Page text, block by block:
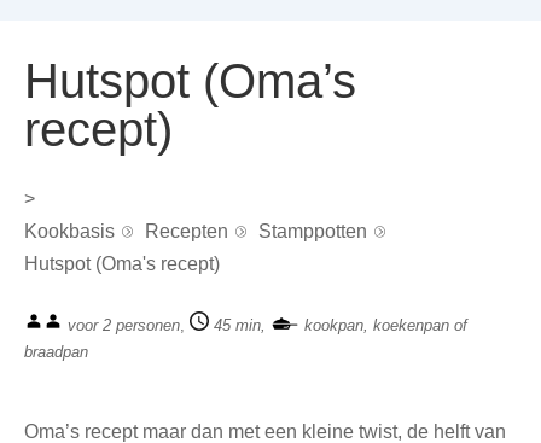
Hutspot (Oma’s
recept)
>
Kookbasis
Recepten
Stamppotten
Hutspot (Oma's recept)
voor 2 personen, 45 min,
kookpan, koekenpan of
braadpan
Oma’s recept maar dan met een kleine twist, de helft van